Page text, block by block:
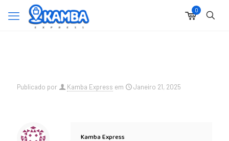
0
Publicado por Kamba Express em Janeiro 21, 2025
Kamba Express